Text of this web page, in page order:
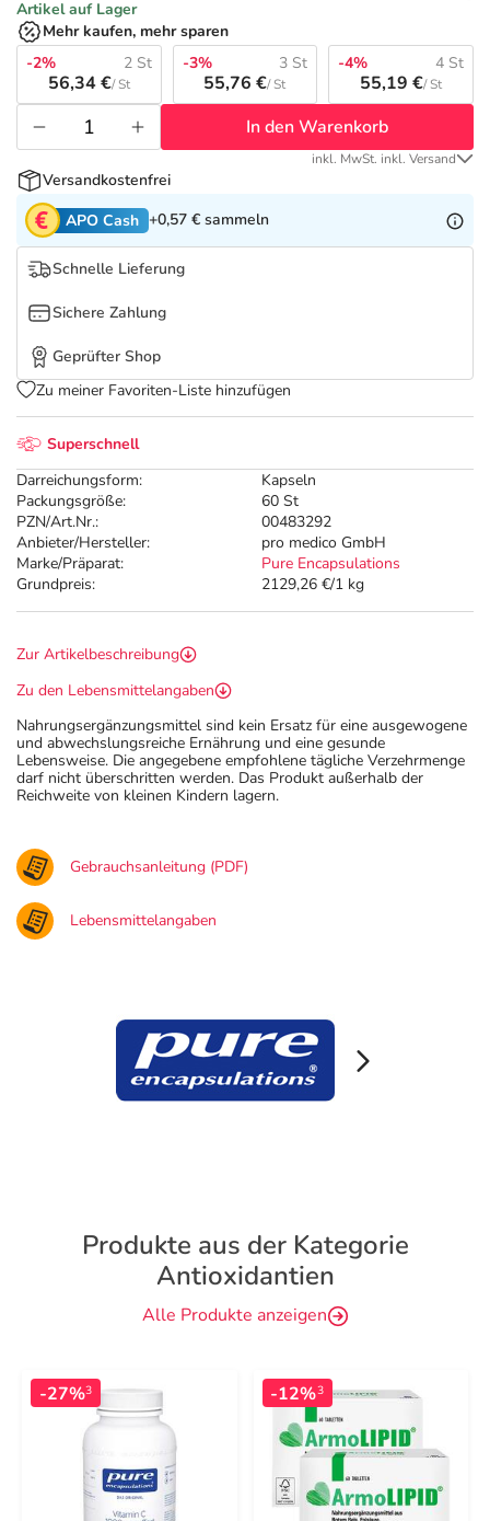
Tierapotheke
Vitamine & Mineralstoffe
Marken
Salus Deals
Superschnell
Darreichungsform:
Kapseln
Packungsgröße:
60 St
PZN/Art.Nr.:
00483292
Anbieter/Hersteller:
pro medico GmbH
Marke/Präparat:
Pure Encapsulations
Grundpreis:
2129,26 €/1 kg
Artikel auf Lager
Mehr kaufen, mehr sparen
-2%
2 St
56,34 €/ St
-3% 3 St
55,76 €/ St
-4% 4 St
55,19 €/ St
In den Warenkorb
inkl. MwSt. inkl. Versand
Versandkostenfrei
APO Cash +0,57 € sammeln
Schnelle Lieferung
Sichere Zahlung
Geprüfter Shop
Zu meiner Favoriten-Liste hinzufügen
Zur Artikelbeschreibung
Zu den Lebensmittelangaben
Nahrungsergänzungsmittel sind kein Ersatz für eine ausgewogene
und abwechslungsreiche Ernährung und eine gesunde
Lebensweise. Die angegebene empfohlene tägliche Verzehrmenge
darf nicht überschritten werden. Das Produkt außerhalb der
Reichweite von kleinen Kindern lagern.
Gebrauchsanleitung (PDF)
Lebensmittelangaben
Produkte aus der Kategorie
Antioxidantien
Alle Produkte anzeigen
-27%3 -12%3